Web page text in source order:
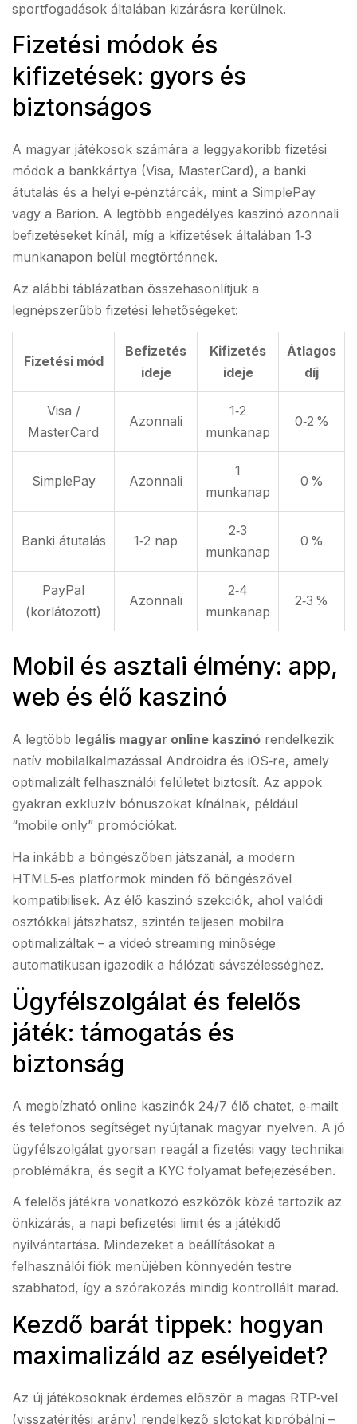
sportfogadások általában kizárásra kerülnek.
Fizetési módok és
kifizetések: gyors és
biztonságos
A magyar játékosok számára a leggyakoribb fizetési
módok a bankkártya (Visa, MasterCard), a banki
átutalás és a helyi e‑pénztárcák, mint a SimplePay
vagy a Barion. A legtöbb engedélyes kaszinó azonnali
befizetéseket kínál, míg a kifizetések általában 1‑3
munkanapon belül megtörténnek.
Az alábbi táblázatban összehasonlítjuk a
legnépszerűbb fizetési lehetőségeket:
Fizetési mód
Befizetés
ideje
Kifizetés
ideje
Átlagos
díj
Visa /
MasterCard
Azonnali
1‑2
munkanap
0‑2 %
SimplePay Azonnali
1
munkanap
0 %
Banki átutalás 1‑2 nap
2‑3
munkanap
0 %
PayPal
(korlátozott)
Azonnali
2‑4
munkanap
2‑3 %
Mobil és asztali élmény: app,
web és élő kaszinó
A legtöbb legális magyar online kaszinó rendelkezik
natív mobilalkalmazással Androidra és iOS‑re, amely
optimalizált felhasználói felületet biztosít. Az appok
gyakran exkluzív bónuszokat kínálnak, például
“mobile only” promóciókat.
Ha inkább a böngészőben játszanál, a modern
HTML5‑es platformok minden fő böngészővel
kompatibilisek. Az élő kaszinó szekciók, ahol valódi
osztókkal játszhatsz, szintén teljesen mobilra
optimalizáltak – a videó streaming minősége
automatikusan igazodik a hálózati sávszélességhez.
Ügyfélszolgálat és felelős
játék: támogatás és
biztonság
A megbízható online kaszinók 24/7 élő chatet, e‑mailt
és telefonos segítséget nyújtanak magyar nyelven. A jó
ügyfélszolgálat gyorsan reagál a fizetési vagy technikai
problémákra, és segít a KYC folyamat befejezésében.
A felelős játékra vonatkozó eszközök közé tartozik az
önkizárás, a napi befizetési limi­t és a játékidő
nyilvántartása. Mindezeket a beállításokat a
felhasználói fiók menüjében könnyedén testre
szabhatod, így a szórakozás mindig kontrollált marad.
Kezdő barát tippek: hogyan
maximalizáld az esélyeidet?
Az új játékosoknak érdemes először a magas RTP‑vel
(visszatérítési arány) rendelkező slotokat kipróbálni –